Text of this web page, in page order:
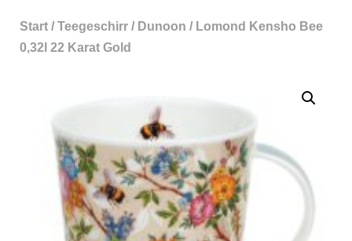
Start / Teegeschirr / Dunoon / Lomond Kensho Bee
0,32l 22 Karat Gold